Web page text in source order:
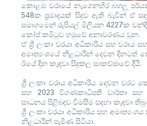
කොළඹ වරායේ නැගෙනහිර බහලු
548ක ප්‍රමාදයක් සිදුව ඇති බැවින් ඒ
සමාගමෙන් රුපියල් මිලියන 4227ක
කෝප් කමිටුව හමුවේ අනාවරණය වුන.
ඒ ශ්‍රී ලංකා වරයා අධිකාරිය සහ වරාය
අමාත්‍යංශයේ නිළධාරීන් දෙවන දිනටත්
ඊයේ දින කැඳවා සිදුකල සාකච්ඡාවේ දීයි.
ශ්‍රී ලංකා වරාය අධිකාරිය දෙවන වරට
සහ 2023 විගණකාධිපති වාර්තා සහ
සාධනය පිළිබඳව විමසීම සදහා කැඳවා
ශ්‍රී ලංකා වරයා අධිකාරිය සහ
නිළධාරීන් පැමිණ සිටියා.